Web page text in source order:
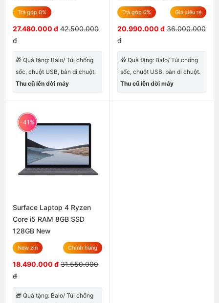
Trả góp 0%
27.480.000 đ 42.500.000
đ
🎁 Quà tặng: Balo/ Túi chống
sốc, chuột USB, bàn di chuột.
Thu cũ lên đời máy
Trả góp 0% Giá siêu rẻ
20.990.000 đ 36.000.000
đ
🎁 Quà tặng: Balo/ Túi chống
sốc, chuột USB, bàn di chuột.
Thu cũ lên đời máy
-41%
Surface Laptop 4 Ryzen
Core i5 RAM 8GB SSD
128GB New
New zin Chính hãng
18.490.000 đ 31.550.000
đ
🎁 Quà tặng: Balo/ Túi chống